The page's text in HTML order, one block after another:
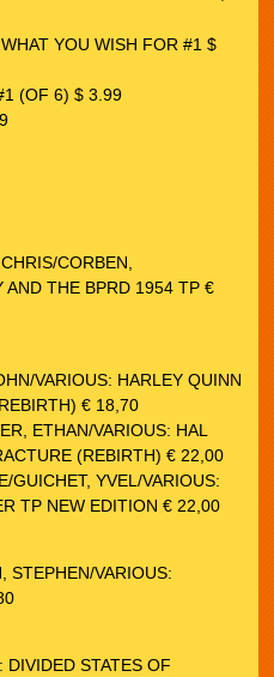
YOU WISH FOR #1 $
(OF 6) $ 3.99
CORBEN,
AND THE BPRD 1954 TP €
VARIOUS: HARLEY QUINN
€ 18,70
ETHAN/VARIOUS: HAL
(REBIRTH) € 22,00
GUICHET, YVEL/VARIOUS:
TP NEW EDITION € 22,00
STEPHEN/VARIOUS:
DIVIDED STATES OF